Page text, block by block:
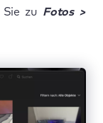
zu Fotos >